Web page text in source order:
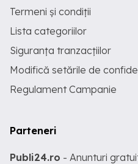
Termeni și condiții
Lista categoriilor
Siguranța tranzacțiilor
Modifică setările de
Regulament Campanie
Parteneri
Publi24.ro - Anunturi